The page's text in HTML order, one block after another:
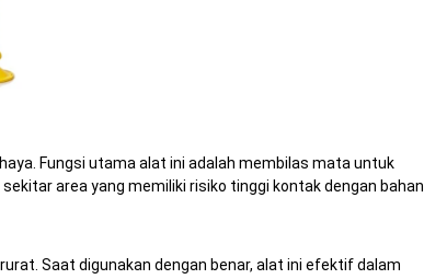
Fungsi utama alat ini adalah membilas mata untuk
area yang memiliki risiko tinggi kontak dengan bahan
Saat digunakan dengan benar, alat ini efektif dalam